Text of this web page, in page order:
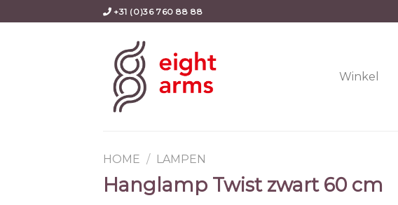
to
+31 (0)36 760 88 88
Winkel
HOME / LAMPEN
Hanglamp Twist zwart 60 cm